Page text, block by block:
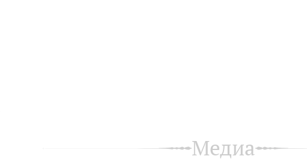
Медиа